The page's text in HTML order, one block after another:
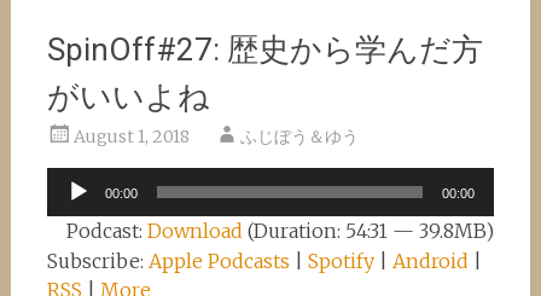
SpinOff#27: 歴史から学んだ方
がいいよね
August 1, 2018 ふじぼう＆ゆう
Audio
Player
00:00 00:00
Podcast:Download (Duration: 54:31 — 39.8MB)
Subscribe: Apple Podcasts Spotify| Android
RSS
More